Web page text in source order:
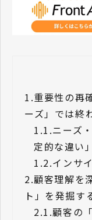
1.重要性の再
ーズ」では終
1.1.ニーズ
定的な違い」
1.2.インサ
2.顧客理解を
ト」を発掘す
2.1.顧客の